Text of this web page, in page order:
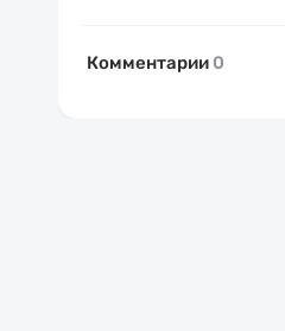
Комментарии 0